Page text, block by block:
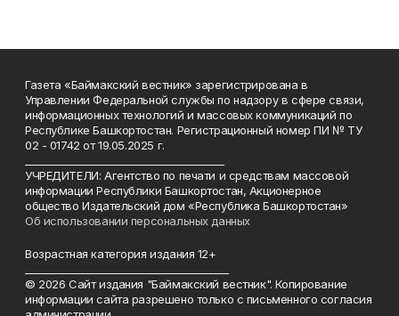
Газета «Баймакский вестник» зарегистрирована в
Управлении Федеральной службы по надзору в сфере связи,
информационных технологий и массовых коммуникаций по
Республике Башкортостан. Регистрационный номер ПИ № ТУ
02 - 01742 от 19.05.2025 г.
УЧРЕДИТЕЛИ: Агентство по печати и средствам массовой
информации Республики Башкортостан, Акционерное
общество Издательский дом «Республика Башкортостан»
Об использовании персональных данных
Возрастная категория издания 12+
© 2026 Сайт издания "Баймакский вестник". Копирование
информации сайта разрешено только с письменного согласия